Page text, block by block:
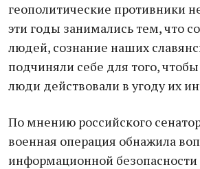
геополитические противники
эти годы занимались тем, что
людей, сознание наших
подчиняли себе для того,
люди действовали в угоду их
По мнению российского
военная операция обнажила
информационной